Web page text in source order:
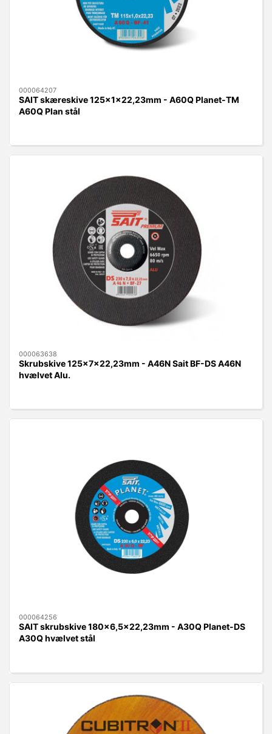
000064207
SAIT skæreskive 125x1x22,23mm - A60Q Planet-TM
A60Q Plan stål
000063638
Skrubskive 125x7x22,23mm - A46N Sait BF-DS A46N
hvælvet Alu.
000064256
SAIT skrubskive 180x6,5x22,23mm - A30Q Planet-DS
A30Q hvælvet stål